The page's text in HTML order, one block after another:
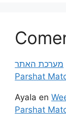
מערכת האתר
Parshat
Ayala en
Parshat